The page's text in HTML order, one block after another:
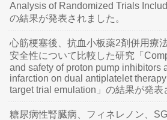
Analysis of Randomized Trials
の結果が発表されました。
心筋梗塞後、抗血小板薬2剤併用療
安全性について比較した研究「
and safety of proton pump inhibitors
infarction on dual antiplatelet
target trial emulation」の結果が発表
糖尿病性腎臓病、フィネレノン、